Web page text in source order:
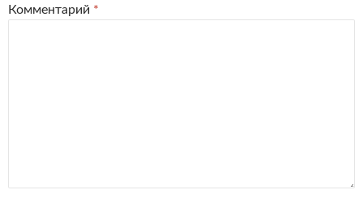
Комментарий *